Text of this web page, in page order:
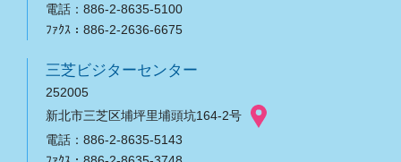
電話：886-2-8635-5100
ﾌｧｸｽ：886-2-2636-6675
三芝ビジターセンター
252005
新北市三芝区埔坪里埔頭坑164-2号
電話：886-2-8635-5143